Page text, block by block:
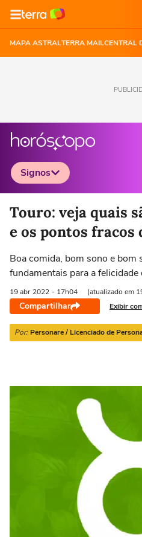
MAPA ASTRALTERRA MAILCENTRAL
Signos
Selecione o signo para ver as
Áries
21/03 a 20/04
Touro
21/04 a 20/05
Touro: veja quais
e os pontos fracos
Boa comida, bom sono e bom
fundamentais para a
19 abr 2022 - 17h04 (atualizado em
Compartilhar Exibir
Por: Personare / Licenciado de